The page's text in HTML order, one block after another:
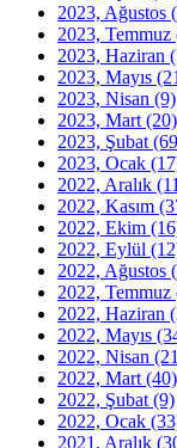
2023, Ağustos
2023, Temmuz
2023, Haziran
2023, Mayıs
2023, Nisan (9)
2023, Mart (20)
2023, Şubat
2023, Ocak
2022, Aralık
2022, Kasım
2022, Ekim
2022, Eylül
2022, Ağustos
2022, Temmuz
2022, Haziran
2022, Mayıs
2022, Nisan
2022, Mart (40)
2022, Şubat (9)
2022, Ocak
2021, Aralık